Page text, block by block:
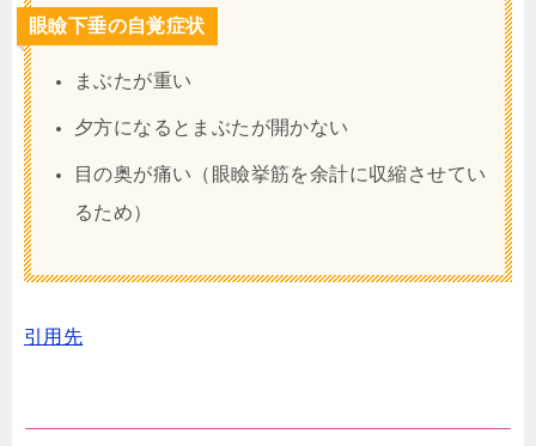
眼瞼下垂の自覚症状
まぶたが重い
夕方になるとまぶたが開かない
目の奥が痛い（眼瞼挙筋を余計に収縮させてい
るため）
引用先